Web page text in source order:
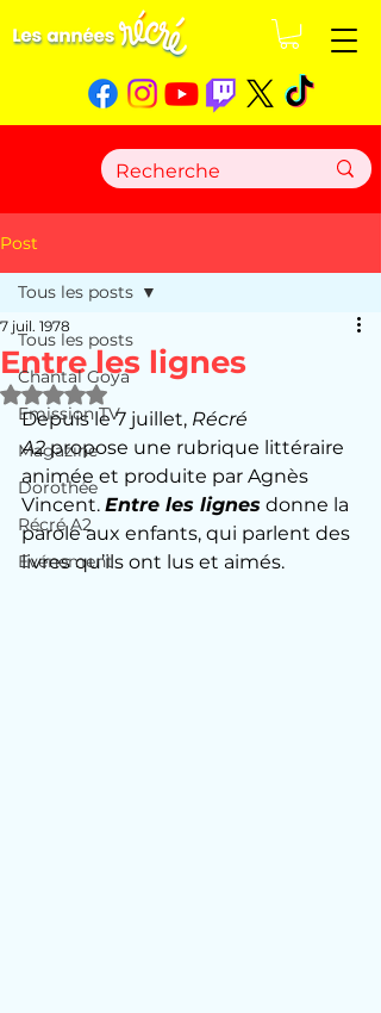
Post
Tous les posts
Chantal Goya
Emission TV
Magazine
Dorothée
Récré A2
Evénement
Tous les posts
Entre les lignes
7 juil. 1978
Noté NaN étoiles sur 5.
Depuis le 7 juillet, Récré
A2 propose une rubrique littéraire
animée et produite par Agnès
Vincent. Entre les lignes donne la
parole aux enfants, qui parlent des
livres qu’ils ont lus et aimés.